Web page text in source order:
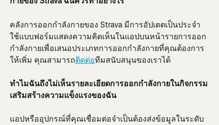
คลังการออกกำลังกายของ Strava มีการอัปเดตเป็นประจำ
ใช้แบบฟอร์มแสดงความคิดเห็นในแอปบนหน้ารายการออก
กำลังกายเพื่อเสนอประเภทการออกกำลังกายที่คุณต้องการ
ให้เพิ่ม คุณสามารถติดต่อทีมสนับสนุนของเราได้
ทำไมฉันถึงไม่เห็นรายละเอียดการออกกำลังกายในกิจกรรม
เสริมสร้างความแข็งแรงของฉัน
แอปหรืออุปกรณ์ที่คุณเชื่อมต่อจำเป็นต้องส่งข้อมูลในระดับ